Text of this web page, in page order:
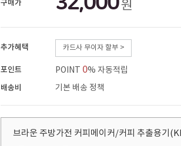
구매가 원
추가혜택 카드사 무이자 할부 >
포인트 POINT 0% 자동적립
배송비
기본 배송 정책
브라운 주방가전 커피메이커/커피 추출용기